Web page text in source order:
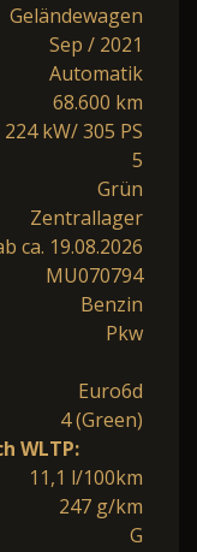
Geländewagen
Sep / 2021
Automatik
68.600 km
224 kW/ 305 PS
5
Grün
Zentrallager
ca. 19.08.2026
MU070794
Benzin
Pkw
Euro6d
4 (Green)
WLTP:
11,1 l/100km
247 g/km
G